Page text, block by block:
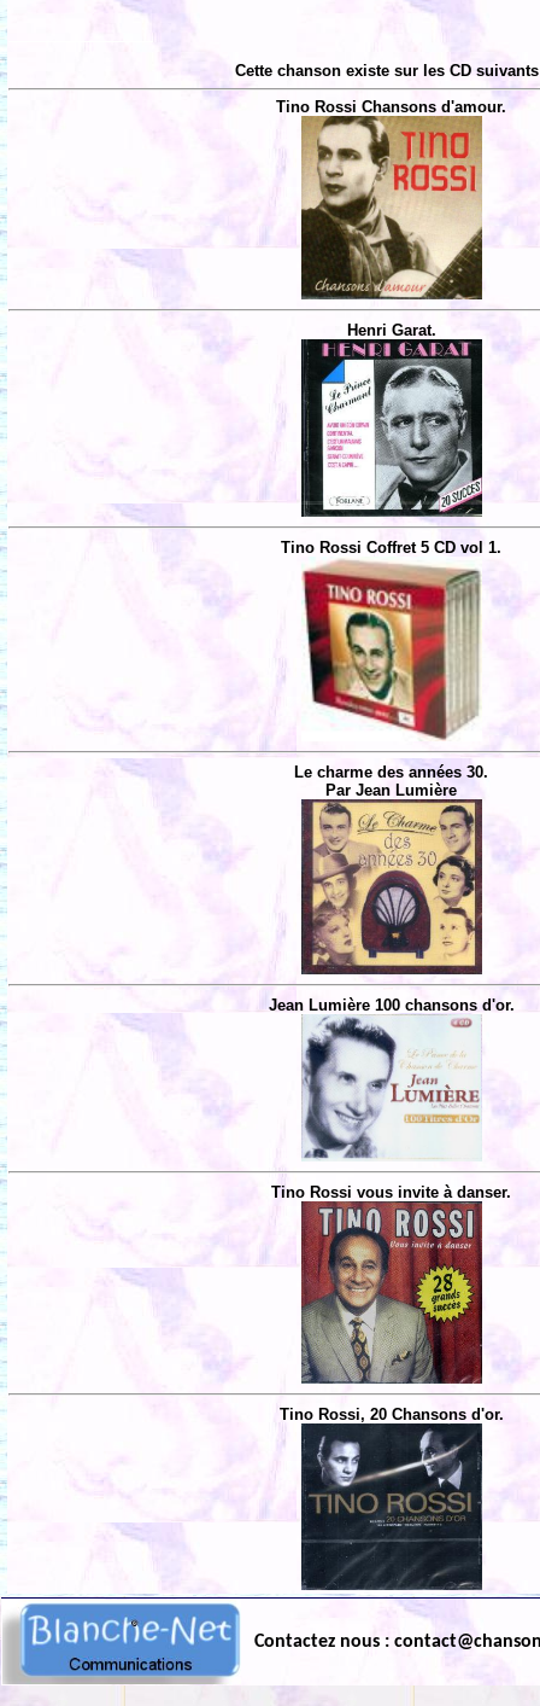
Cette chanson existe sur les CD
Tino Rossi Chansons d'amour.
Henri Garat.
Tino Rossi Coffret 5 CD vol 1.
Le charme des années 30.
Par Jean Lumière
Jean Lumière 100 chansons d'or.
Tino Rossi vous invite à danser.
Tino Rossi, 20 Chansons d'or.
Contactez nous :